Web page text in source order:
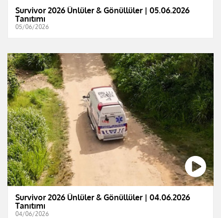
Survivor 2026 Ünlüler & Gönüllüler | 05.06.2026
Tanıtımı
05/06/2026
Survivor 2026 Ünlüler & Gönüllüler | 04.06.2026
Tanıtımı
04/06/2026